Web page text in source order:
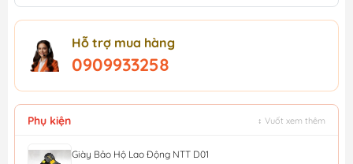
Hỗ trợ mua hàng
0909933258
Phụ kiện ↕ Vuốt xem thêm
Giày Bảo Hộ Lao Động NTT D01